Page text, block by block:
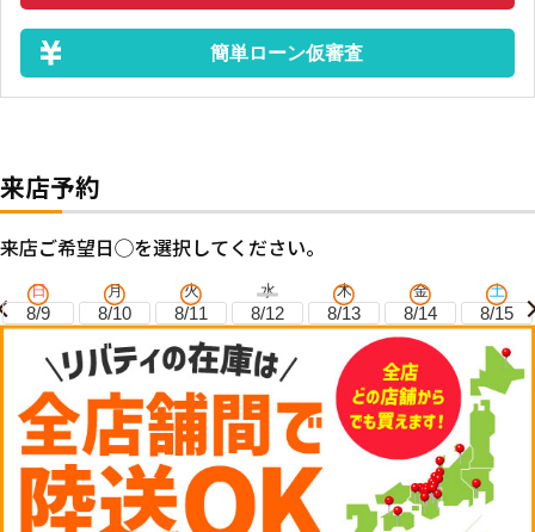
簡単ローン仮審査
来店予約
来店ご希望日◯を選択してください。
日
8/9
月
8/10
火
8/11
水
8/12
木
8/13
金
8/14
土
8/15